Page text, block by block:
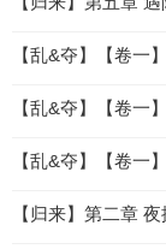
【乱&夺】【卷一
【乱&夺】【卷一
【乱&夺】【卷一
【归来】第二章 夜